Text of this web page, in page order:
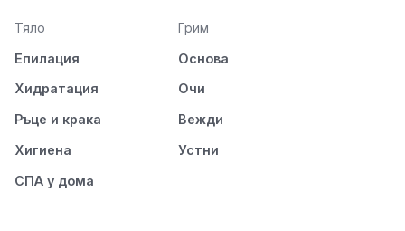
Тяло
Епилация
Хидратация
Ръце и крака
Хигиена
СПА у дома
Грим
Основа
Очи
Вежди
Устни